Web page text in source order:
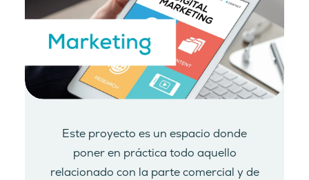
Este proyecto es un espacio donde
poner en práctica todo aquello
relacionado con la parte comercial y de